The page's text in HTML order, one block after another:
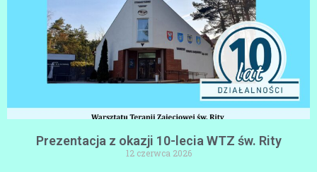
Prezentacja z okazji 10-lecia WTZ św. Rity
12 czerwca 2026